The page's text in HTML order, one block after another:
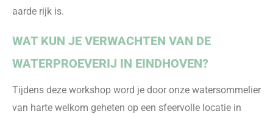
aarde rijk is.
WAT KUN JE VERWACHTEN VAN DE
WATERPROEVERIJ IN EINDHOVEN?
Tijdens deze workshop word je door onze watersommelier
van harte welkom geheten op een sfeervolle locatie in